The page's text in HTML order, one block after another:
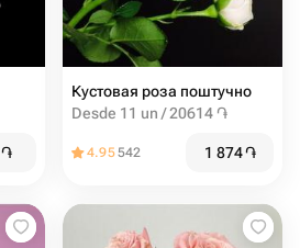
֏
Кустовая роза поштучно
Desde 11 un / 20614 ֏
4.95542 1 874֏